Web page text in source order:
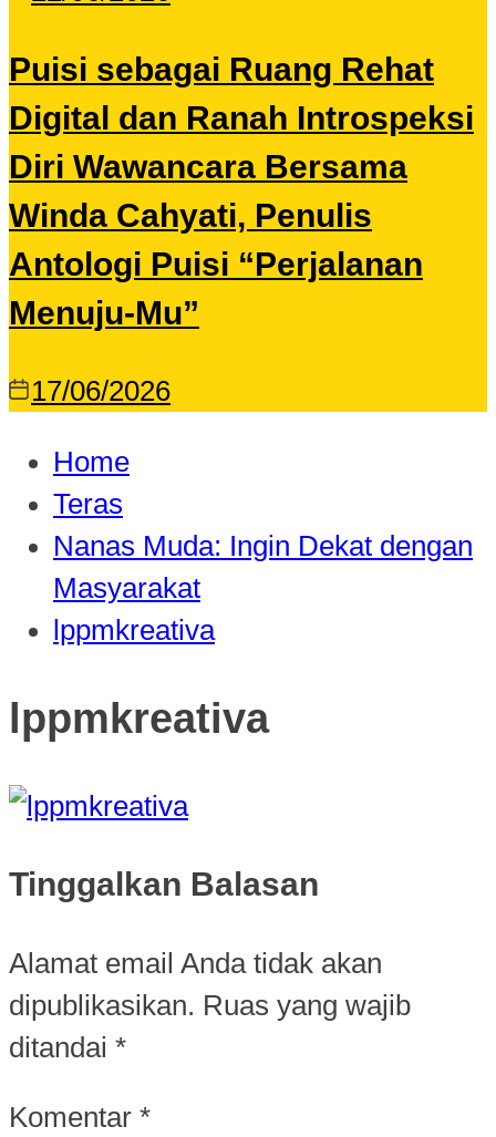
Puisi sebagai Ruang Rehat
Digital dan Ranah Introspeksi
Diri Wawancara Bersama
Winda Cahyati, Penulis
Antologi Puisi “Perjalanan
Menuju-Mu”
17/06/2026
Home
Teras
Nanas Muda: Ingin Dekat dengan
Masyarakat
lppmkreativa
lppmkreativa
Tinggalkan Balasan
Alamat email Anda tidak akan
dipublikasikan. Ruas yang wajib
ditandai *
Komentar *